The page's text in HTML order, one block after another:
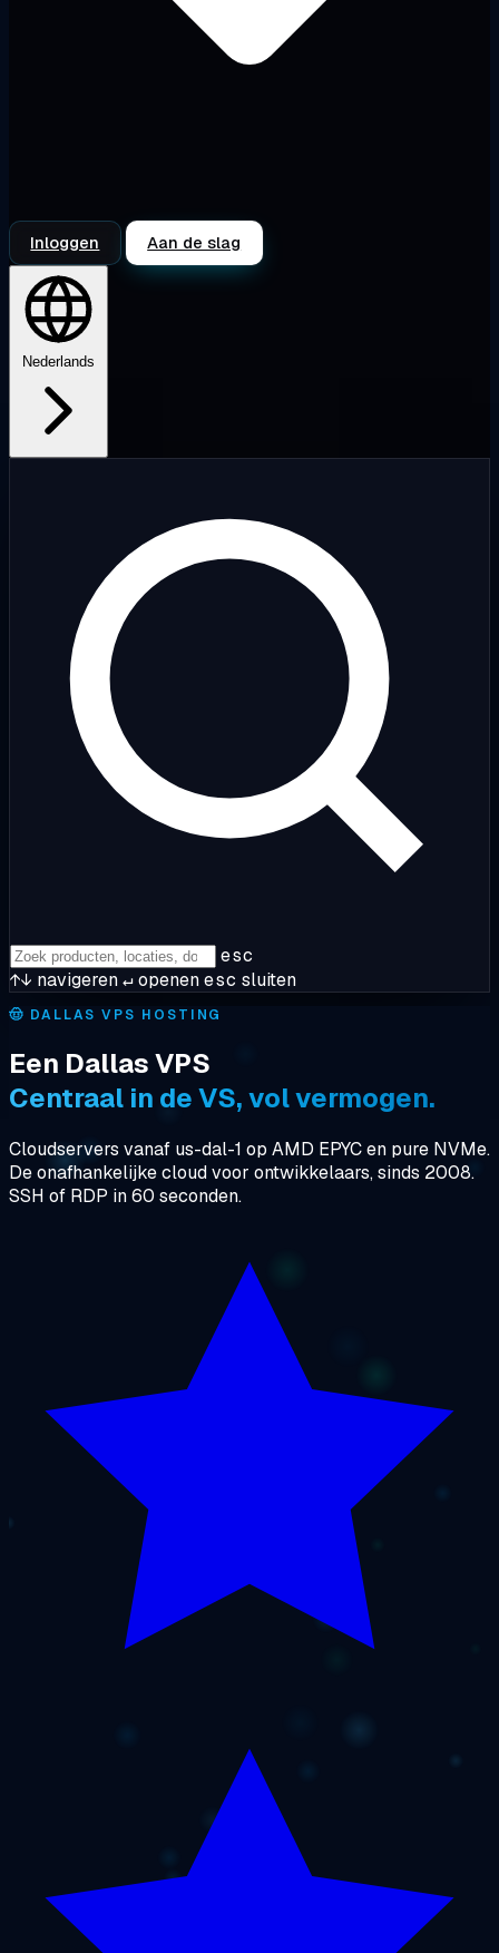
Inloggen Aan de slag
Nederlands
esc
↑↓ navigeren↵openenesc sluiten
🤠 DALLAS VPS HOSTING
Een Dallas VPS
Centraal in de VS, vol vermogen.
Cloudservers vanaf us-dal-1 op AMD EPYC en pure NVMe.
De onafhankelijke cloud voor ontwikkelaars, sinds 2008.
SSH of RDP in 60 seconden.